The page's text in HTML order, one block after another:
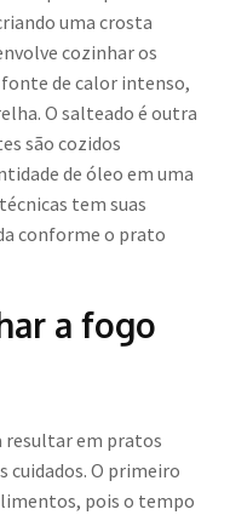
uma crosta
cozinhar os
de calor intenso,
O salteado é outra
são cozidos
de óleo em uma
tem suas
conforme o prato
a fogo
resultar em pratos
cuidados. O primeiro
pois o tempo